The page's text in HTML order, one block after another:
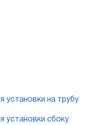
установки на трубу
установки сбоку